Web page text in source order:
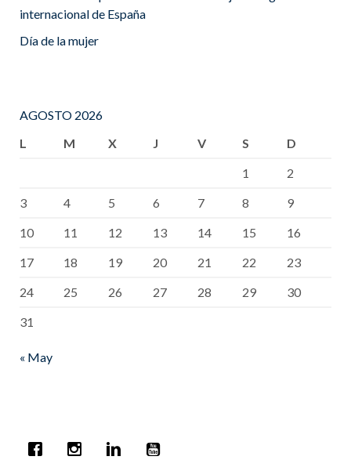
internacional de España
Día de la mujer
AGOSTO 2026
L
M X J V S
D
1
2
3
4 5 6 7 8
9
10
11 12 13 14 15
16
17
18 19 20 21 22
23
24
25 26 27 28 29
30
31
« May